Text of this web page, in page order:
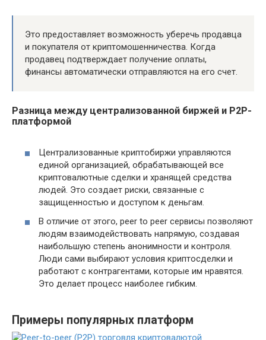
Это предоставляет возможность уберечь продавца
и покупателя от криптомошенничества. Когда
продавец подтверждает получение оплаты,
финансы автоматически отправляются на его счет.
Разница между централизованной биржей и P2P-
платформой
Централизованные криптобиржи управляются
единой организацией, обрабатывающей все
криптовалютные сделки и хранящей средства
людей. Это создает риски, связанные с
защищенностью и доступом к деньгам.
В отличие от этого, peer to peer сервисы позволяют
людям взаимодействовать напрямую, создавая
наибольшую степень анонимности и контроля.
Люди сами выбирают условия криптосделки и
работают с контрагентами, которые им нравятся.
Это делает процесс наиболее гибким.
Примеры популярных платформ